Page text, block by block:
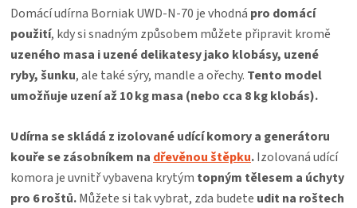
Domácí udírna Borniak UWD-N-70 je vhodná pro domácí
použití, kdy si snadným způsobem můžete připravit kromě
uzeného masa i uzené delikatesy jako klobásy, uzené
ryby, šunku, ale také sýry, mandle a ořechy. Tento model
umožňuje uzení až 10 kg masa (nebo cca 8 kg klobás).
Udírna se skládá z izolované udící komory a generátoru
kouře se zásobníkem na dřevěnou štěpku.Izolovaná udící
komora je uvnitř vybavena krytým topným tělesem a úchyty
pro 6 roštů.Můžete si tak vybrat, zda budete udit na roštech